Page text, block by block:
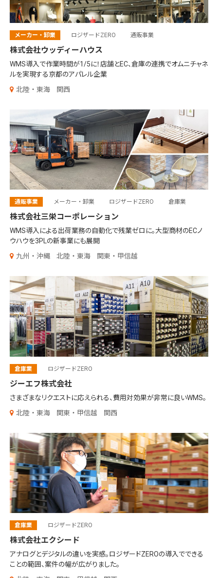
メーカー・卸業 ロジザードZERO 通販事業
株式会社ウッディーハウス
WMS導入で作業時間が1/5に！店舗とEC、倉庫の連携でオムニチャネ
ルを実現する京都のアパレル企業
北陸・東海
関西
通販事業 メーカー・卸業 ロジザードZERO 倉庫業
株式会社三栄コーポレーション
WMS導入による出荷業務の自動化で残業ゼロに。大型商材のECノ
ウハウを3PLの新事業にも展開
九州・沖縄
北陸・東海 関東・甲信越
倉庫業 ロジザードZERO
ジーエフ株式会社
さまざまなリクエストに応えられる、 費用対効果が非常に良いWMS。
北陸・東海
関東・甲信越 関西
倉庫業 ロジザードZERO
株式会社エクシード
アナログとデジタルの違いを実感。ロジザードZEROの導入でできる
ことの範囲、案件の幅が広がりました。